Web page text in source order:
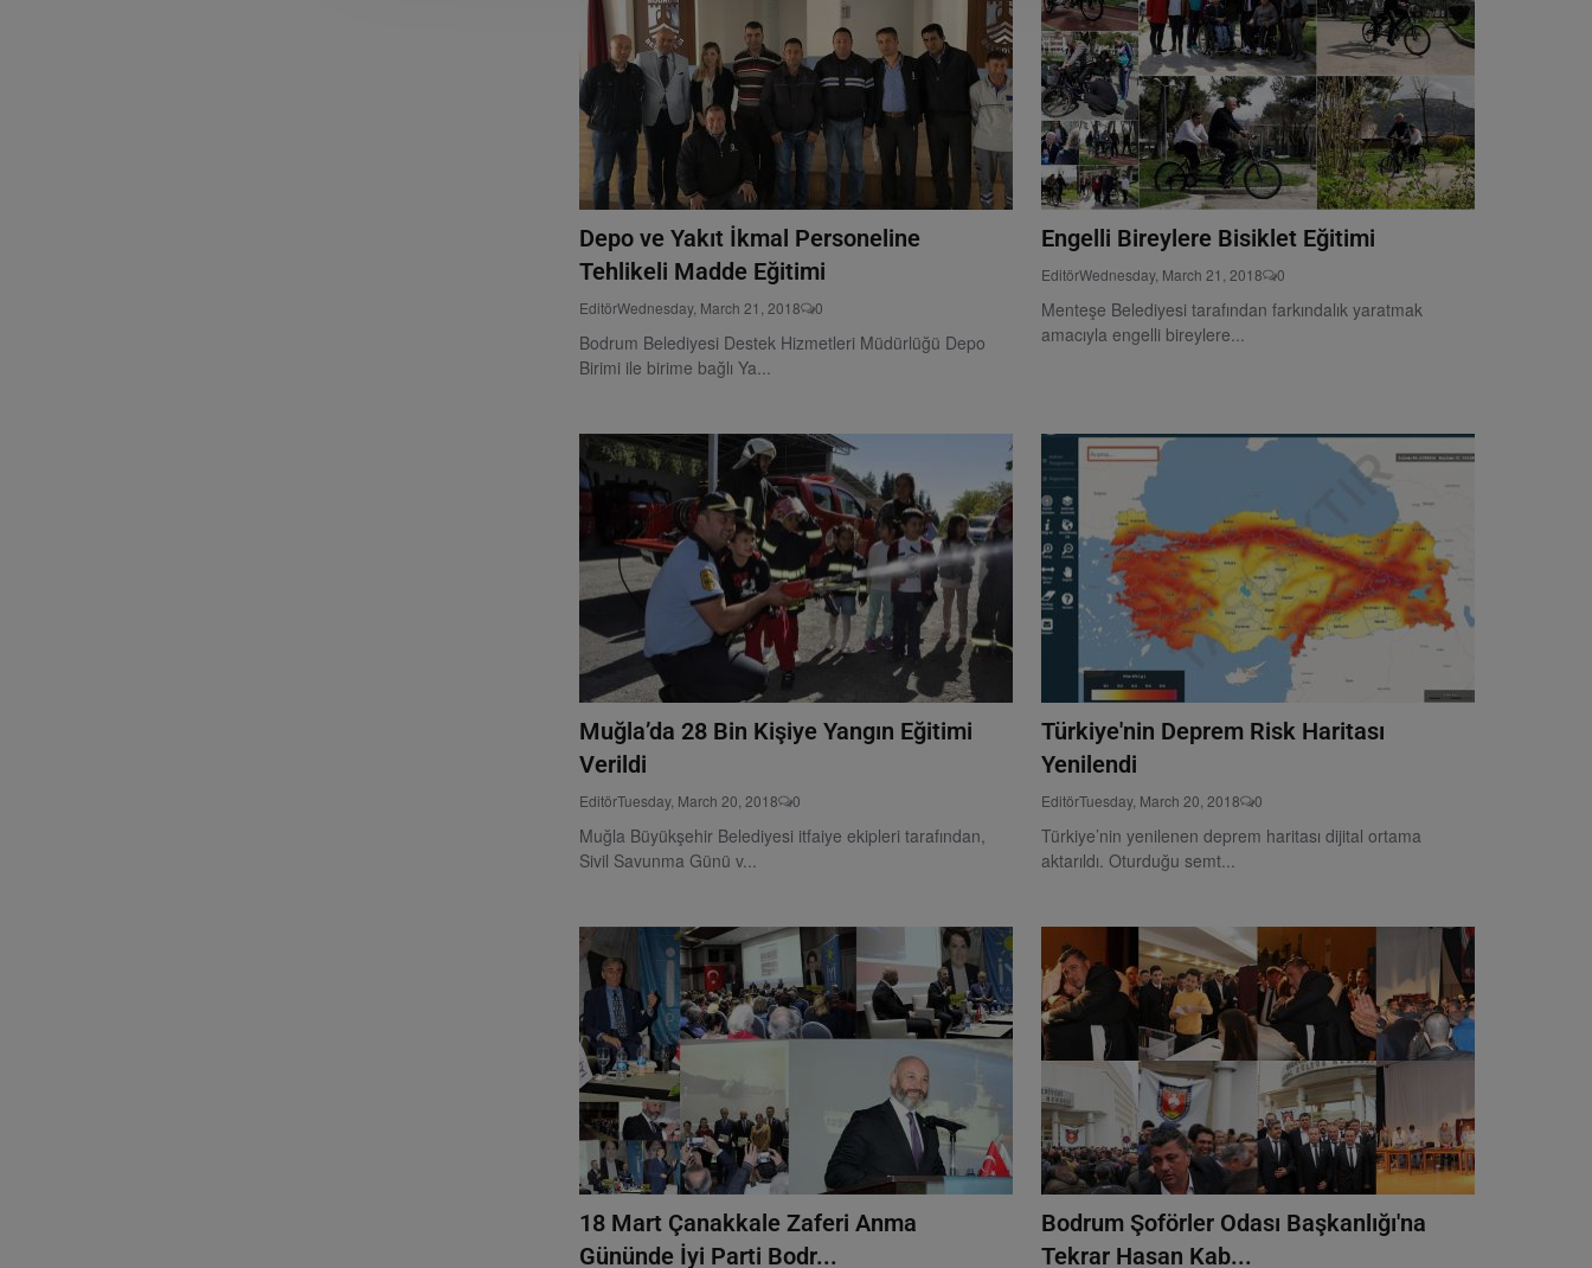
Depo ve Yakıt İkmal Personeline
Tehlikeli Madde Eğitimi
EditörWednesday, March 21, 2018 0
Bodrum Belediyesi Destek Hizmetleri Müdürlüğü Depo
Birimi ile birime bağlı Ya...
Engelli Bireylere Bisiklet Eğitimi
EditörWednesday, March 21, 2018 0
Menteşe Belediyesi tarafından farkındalık yaratmak
amacıyla engelli bireylere...
Muğla’da 28 Bin Kişiye Yangın Eğitimi
Verildi
EditörTuesday, March 20, 2018 0
Muğla Büyükşehir Belediyesi itfaiye ekipleri tarafından,
Sivil Savunma Günü v...
Türkiye'nin Deprem Risk Haritası
Yenilendi
EditörTuesday, March 20, 2018 0
Türkiye’nin yenilenen deprem haritası dijital ortama
aktarıldı. Oturduğu semt...
18 Mart Çanakkale Zaferi Anma
Gününde İyi Parti Bodr...
Bodrum Şoförler Odası Başkanlığı'na
Tekrar Hasan Kab...